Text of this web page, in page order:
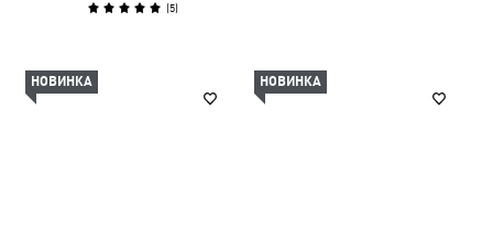
(5)
НОВИНКА НОВИНКА